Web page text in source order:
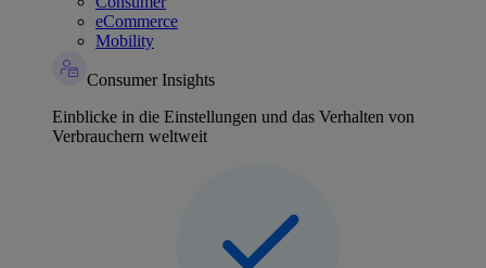
eCommerce
Mobility
Consumer Insights
Einblicke in die Einstellungen und das Verhalten von
Verbrauchern weltweit